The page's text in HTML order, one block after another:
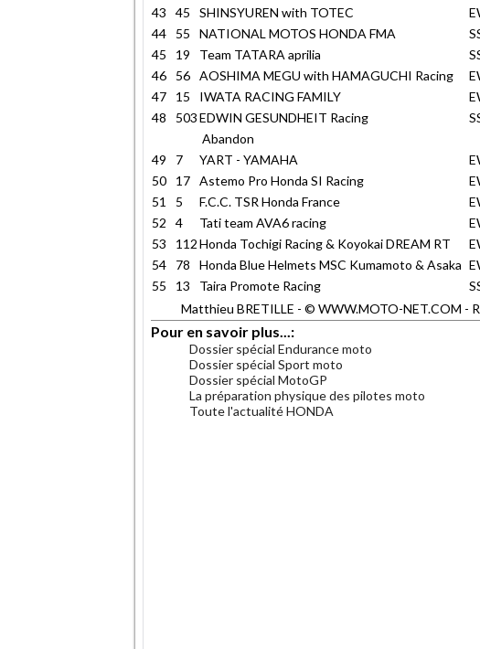
43
45 SHINSYUREN with TOTEC
44
55 NATIONAL MOTOS HONDA FMA
45
19 Team TATARA aprilia
46
56 AOSHIMA MEGU with HAMAGUCHI Racing
47
15 IWATA RACING FAMILY
48
503EDWIN GESUNDHEIT Racing
Abandon
49
7 YART - YAMAHA
50
17 Astemo Pro Honda SI Racing
51
5 F.C.C. TSR Honda France
52
4 Tati team AVA6 racing
53
112Honda Tochigi Racing & Koyokai DREAM RT
54
78 Honda Blue Helmets MSC Kumamoto & Asaka
55
13 Taira Promote Racing
Matthieu BRETILLE - © WWW.MOTO-NET.COM -
Pour en savoir plus...:
Dossier spécial Endurance moto
Dossier spécial Sport moto
Dossier spécial MotoGP
La préparation physique des pilotes moto
Toute l'actualité HONDA